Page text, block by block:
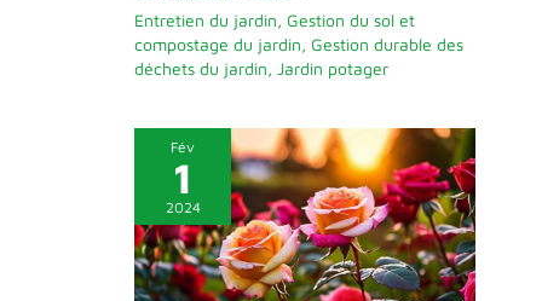
Entretien du jardin, Gestion du sol et
compostage du jardin, Gestion durable des
déchets du jardin, Jardin potager
Fév
1
2024